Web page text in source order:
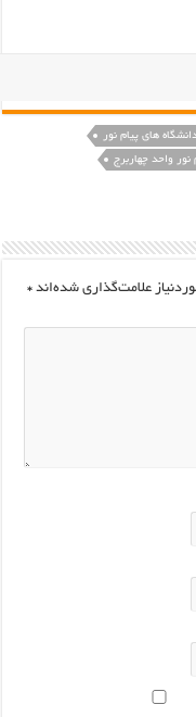
دانشگاه های پیام نور
واحد چهاربرج
علامت‌گذاری شده‌اند *